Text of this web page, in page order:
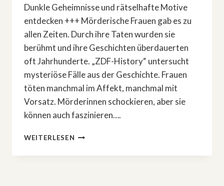
Dunkle Geheimnisse und rätselhafte Motive
entdecken +++ Mörderische Frauen gab es zu
allen Zeiten. Durch ihre Taten wurden sie
berühmt und ihre Geschichten überdauerten
oft Jahrhunderte. „ZDF-History“ untersucht
mysteriöse Fälle aus der Geschichte. Frauen
töten manchmal im Affekt, manchmal mit
Vorsatz. Mörderinnen schockieren, aber sie
können auch faszinieren….
WEITERLESEN »ZDF-
MÖRDERISCHE